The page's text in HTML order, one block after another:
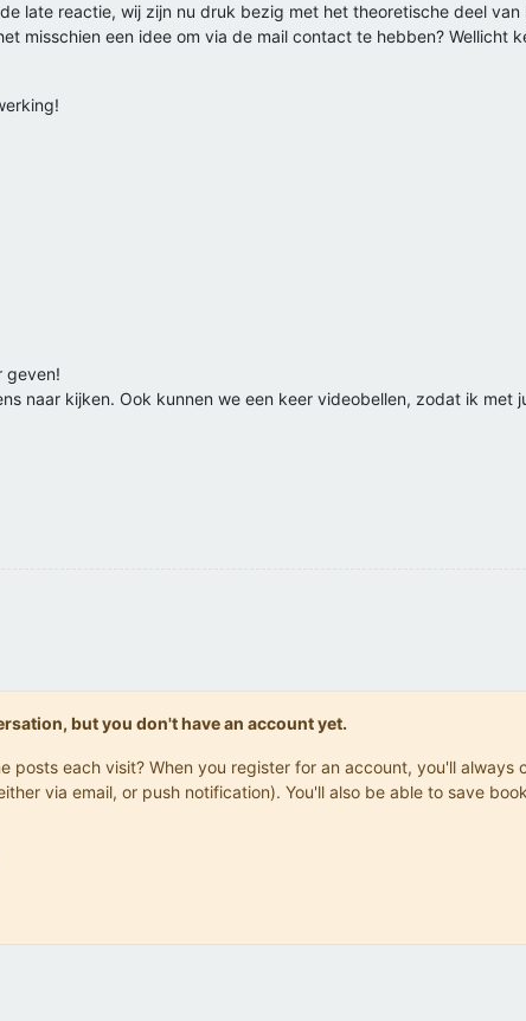
late reactie, wij zijn nu druk bezig met het theoretische deel
misschien een idee om via de mail contact te hebben? Wellicht
geven!
naar kijken. Ook kunnen we een keer videobellen, zodat ik met
but you don't have an account yet.
posts each visit? When you register for an account, you'll
via email, or push notification). You'll also be able to save